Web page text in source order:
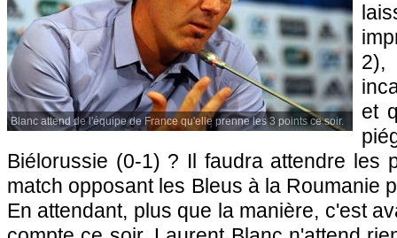
Blanc attend de l'équipe de France qu'elle prenne les 3 points ce soir.
et
Biélorussie (0-1) ? Il faudra attendre les
match opposant les Bleus à la Roumanie
En attendant, plus que la manière, c'est